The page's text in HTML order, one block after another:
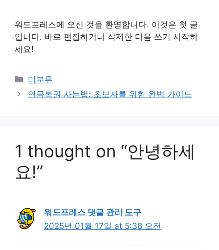
워드프레스에 오신 것을 환영합니다. 이것은 첫 글
입니다. 바로 편집하거나 삭제한 다음 쓰기 시작하
세요!
Categories
미분류
연금복권 사는법: 초보자를 위한 완벽 가이드
1 thought on “안녕하세
요!”
워드프레스 댓글 관리 도구
2025년 01월 17일 at 5:38 오전